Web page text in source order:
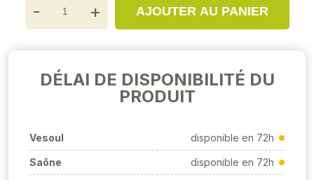
- + AJOUTER AU PANIER
DÉLAI DE DISPONIBILITÉ DU
PRODUIT
Vesoul disponible en 72h
Saône disponible en 72h